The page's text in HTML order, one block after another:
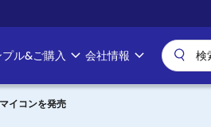
ル&ご購入 会社情報
イコンを発売